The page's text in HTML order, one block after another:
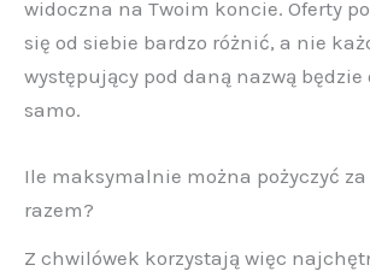
widoczna na Twoim koncie. Oferty
się od siebie bardzo różnić, a nie
występujący pod daną nazwą będzie
samo.
Ile maksymalnie można pożyczyć za
razem?
Z chwilówek korzystają więc